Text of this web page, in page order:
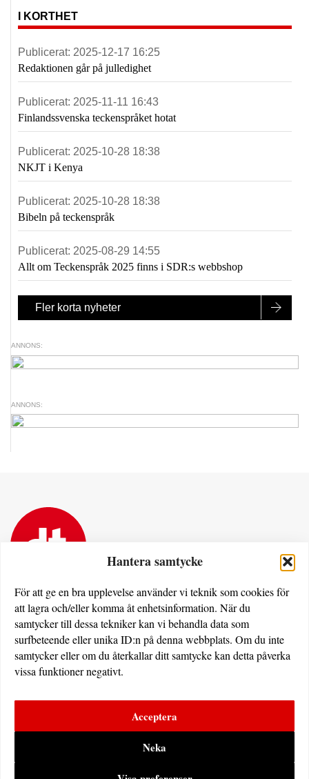
Hantera samtycke
För att ge en bra upplevelse använder vi teknik som cookies för
att lagra och/eller komma åt enhetsinformation. När du
samtycker till dessa tekniker kan vi behandla data som
surfbeteende eller unika ID:n på denna webbplats. Om du inte
samtycker eller om du återkallar ditt samtycke kan detta påverka
vissa funktioner negativt.
Acceptera
Neka
I KORTHET
Publicerat: 2025-12-17 16:25
Redaktionen går på julledighet
Publicerat: 2025-11-11 16:43
Finlandssvenska teckenspråket hotat
Publicerat: 2025-10-28 18:38
NKJT i Kenya
Publicerat: 2025-10-28 18:38
Bibeln på teckenspråk
Publicerat: 2025-08-29 14:55
Allt om Teckenspråk 2025 finns i SDR:s webbshop
Fler korta nyheter
ANNONS:
ANNONS:
Dövas Tidning
Rissneleden 138
174 57 Sundbyberg
Utgivare av dovastidning.se:
Dövas Tidning i sociala medier: